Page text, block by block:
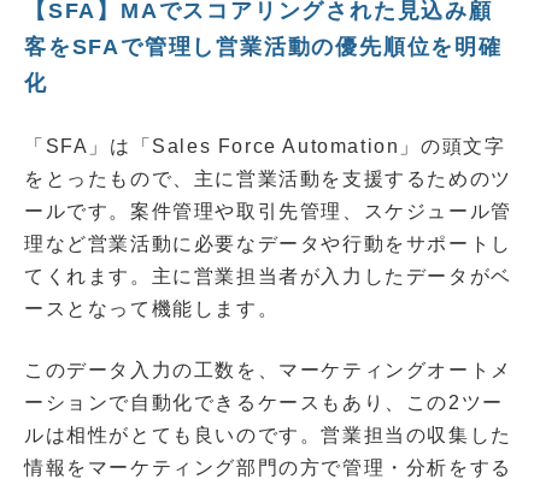
【SFA】MAでスコアリングされた見込み顧
客をSFAで管理し営業活動の優先順位を明確
化
「SFA」は「Sales Force Automation」の頭文字
をとったもので、主に営業活動を支援するためのツ
ールです。案件管理や取引先管理、スケジュール管
理など営業活動に必要なデータや行動をサポートし
てくれます。主に営業担当者が入力したデータがベ
ースとなって機能します。
このデータ入力の工数を、マーケティングオートメ
ーションで自動化できるケースもあり、この2ツー
ルは相性がとても良いのです。営業担当の収集した
情報をマーケティング部門の方で管理・分析をする